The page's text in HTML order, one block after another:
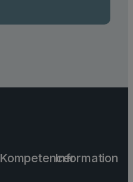
KompetencerInformation